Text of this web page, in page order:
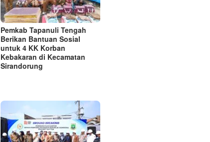
Pemkab Tapanuli Tengah
Berikan Bantuan Sosial
untuk 4 KK Korban
Kebakaran di Kecamatan
Sirandorung